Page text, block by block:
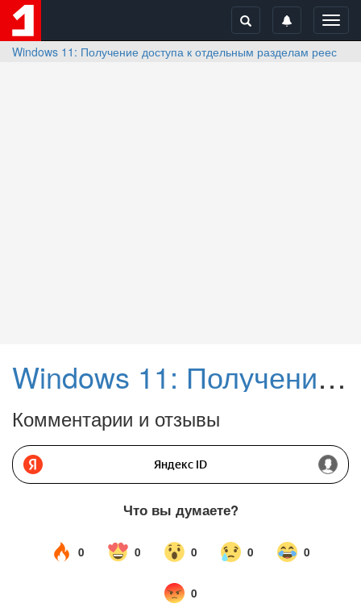
Windows 11: Получение доступа к отдельным разделам реестра
Windows 11: Получение доступа к отдельным разделам реестра с использованием сторонних утилит
Комментарии и отзывы